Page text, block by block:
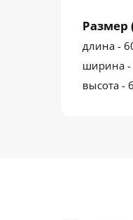
Размер
длина -
ширина
высота -